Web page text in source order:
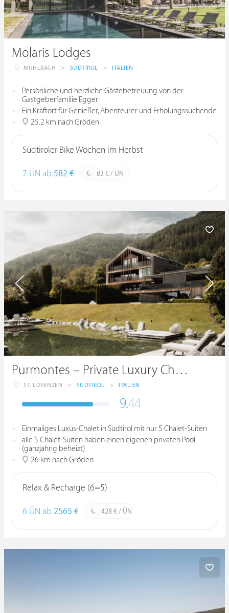
Molaris Lodges
MÜHLBACH > SÜDTIROL > ITALIEN
Persönliche und herzliche Gästebetreuung von der
Gastgeberfamilie Egger
Ein Kraftort für Genießer, Abenteurer und Erholungssuchende
25.2 km nach Gröden
Südtiroler Bike Wochen im Herbst
7 ÜN ab 582 € 83 € / ÜN
Purmontes – Private Luxury Chalet
ST. LORENZEN > SÜDTIROL > ITALIEN
9.44
Einmaliges Luxus-Chalet in Südtirol mit nur 5 Chalet-Suiten
alle 5 Chalet-Suiten haben einen eigenen privaten Pool
(ganzjährig beheizt)
26 km nach Gröden
Relax & Recharge (6=5)
6 ÜN ab 2565 € 428 € / ÜN